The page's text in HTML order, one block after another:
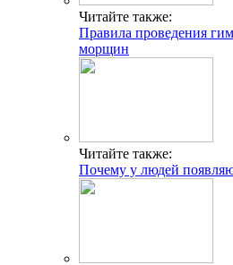
Читайте также:
Правила проведения
морщин
Читайте также:
Почему у людей